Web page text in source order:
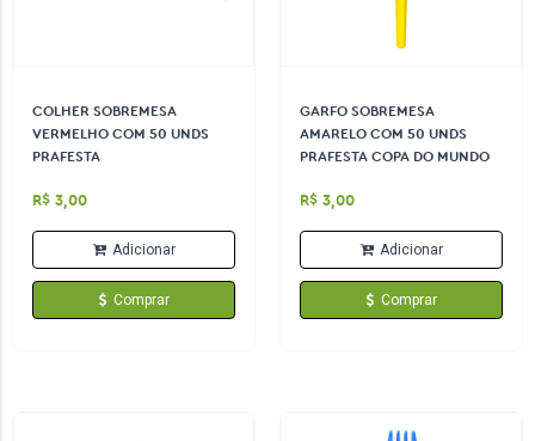
COLHER SOBREMESA
VERMELHO COM 50 UNDS
PRAFESTA
R$ 3,00
Adicionar
Comprar
GARFO SOBREMESA
AMARELO COM 50 UNDS
PRAFESTA COPA DO MUNDO
R$ 3,00
Adicionar
Comprar